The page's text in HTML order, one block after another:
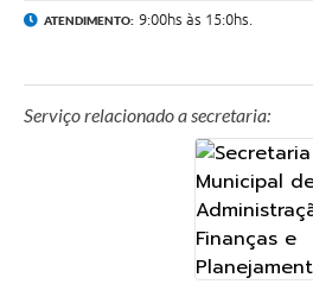
ATENDIMENTO: 9:00hs às 15:0hs.
Serviço relacionado a secretaria: